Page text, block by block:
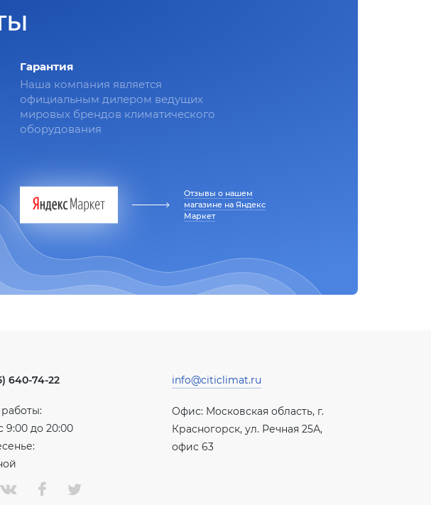
Гарантия
Наша компания является
официальным дилером ведущих
мировых брендов климатического
оборудования
Отзывы о нашем
магазине на Яндекс
Маркет
640-74-22
9:00 до 20:00
info@citiclimat.ru
Офис: Московская область, г.
Красногорск, ул. Речная 25А,
офис 63